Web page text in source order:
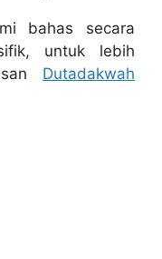
bahas secara
untuk lebih
Dutadakwah